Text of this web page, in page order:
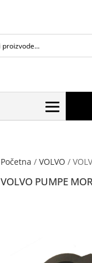
Početna /VOLVO /
VOLVO PUMPE